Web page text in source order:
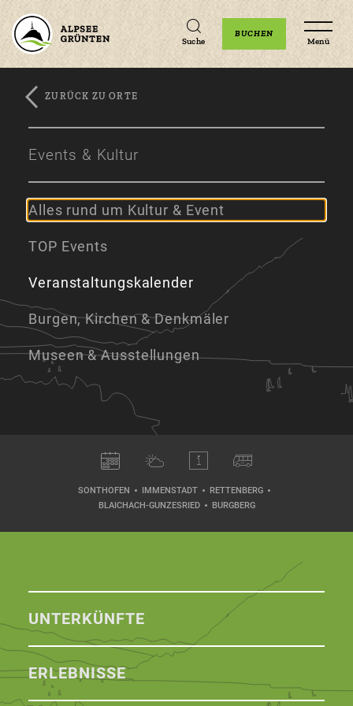
Zum
Zur
Zum
Suche
BUCHEN
Menü
ZURÜCK ZU ORTE
Events & Kultur
Alles rund um Kultur & Event
TOP Events
Veranstaltungskalender
Burgen, Kirchen & Denkmäler
Museen & Ausstellungen
SONTHOFEN IMMENSTADT
RETTENBERG
BLAICHACH-GUNZESRIED
BURGBERG
UNTERKÜNFTE
ERLEBNISSE
Unterkünfte Veranstaltungen